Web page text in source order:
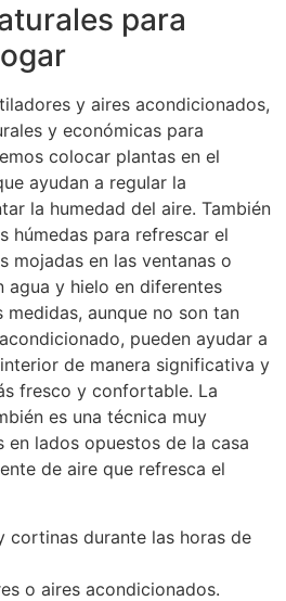
para
y aires acondicionados,
y económicas para
colocar plantas en el
ayudan a regular la
la humedad del aire. También
húmedas para refrescar el
mojadas en las ventanas o
y hielo en diferentes
medidas, aunque no son tan
pueden ayudar a
de manera significativa y
fresco y confortable. La
es una técnica muy
lados opuestos de la casa
de aire que refresca el
cortinas durante las horas de
o aires acondicionados.